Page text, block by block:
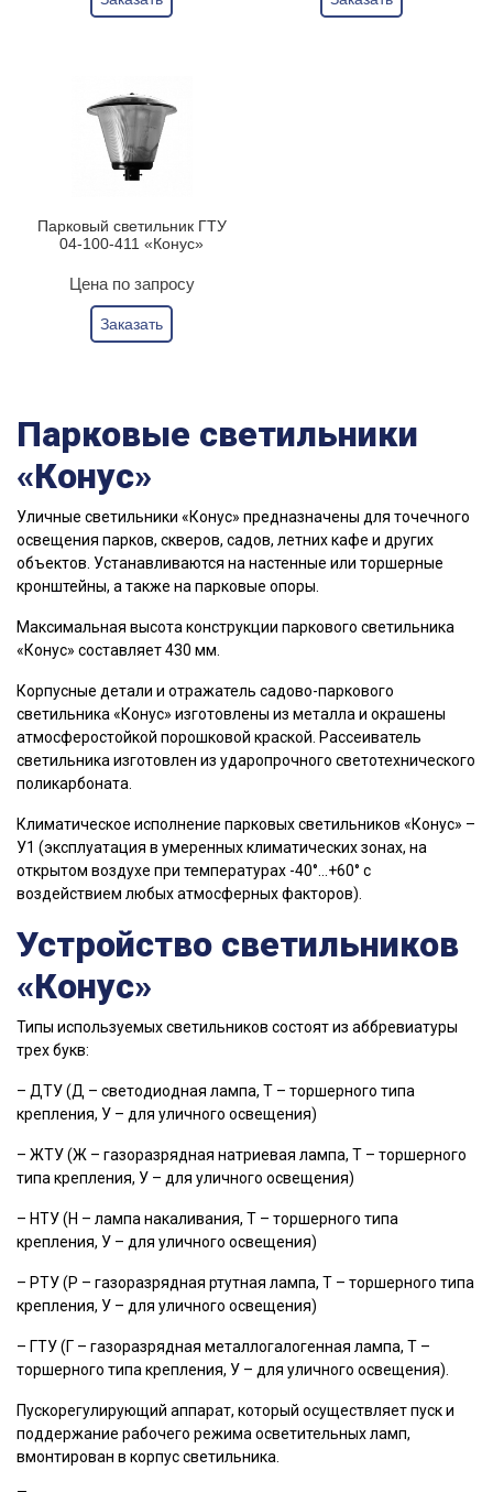
Парковый светильник ГТУ
04-100-411 «Конус»
Цена по запросу
Заказать
Парковые светильники
«Конус»
Уличные светильники «Конус» предназначены для точечного
освещения парков, скверов, садов, летних кафе и других
объектов. Устанавливаются на настенные или торшерные
кронштейны, а также на парковые опоры.
Максимальная высота конструкции паркового светильника
«Конус» составляет 430 мм.
Корпусные детали и отражатель садово-паркового
светильника «Конус» изготовлены из металла и окрашены
атмосферостойкой порошковой краской. Рассеиватель
светильника изготовлен из ударопрочного светотехнического
поликарбоната.
Климатическое исполнение парковых светильников «Конус» –
У1 (эксплуатация в умеренных климатических зонах, на
открытом воздухе при температурах -40°…+60° с
воздействием любых атмосферных факторов).
Устройство светильников
«Конус»
Типы используемых светильников состоят из аббревиатуры
трех букв:
– ДТУ (Д – светодиодная лампа, Т – торшерного типа
крепления, У – для уличного освещения)
– ЖТУ (Ж – газоразрядная натриевая лампа, Т – торшерного
типа крепления, У – для уличного освещения)
– НТУ (Н – лампа накаливания, Т – торшерного типа
крепления, У – для уличного освещения)
– РТУ (Р – газоразрядная ртутная лампа, Т – торшерного типа
крепления, У – для уличного освещения)
– ГТУ (Г – газоразрядная металлогалогенная лампа, Т –
торшерного типа крепления, У – для уличного освещения).
Пускорегулирующий аппарат, который осуществляет пуск и
поддержание рабочего режима осветительных ламп,
вмонтирован в корпус светильника.